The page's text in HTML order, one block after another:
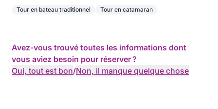
Tour en bateau traditionnel Tour en catamaran
Avez-vous trouvé toutes les informations dont
vous aviez besoin pour réserver ?
Oui, tout est bon/Non, il manque quelque chose